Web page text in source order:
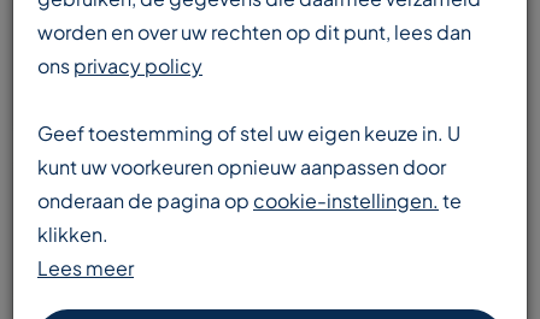
Enorme voorraad
transportbanden en componenten
Snelle levering
worden en over uw rechten op dit punt, lees dan
onsprivacy policy
Geef toestemming of stel uw eigen keuze in. U
kunt uw voorkeuren opnieuw aanpassen door
onderaan de pagina op cookie-instellingen. te
klikken.
Lees meer